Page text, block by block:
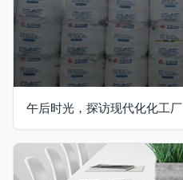
午后时光，探访现代化化工厂